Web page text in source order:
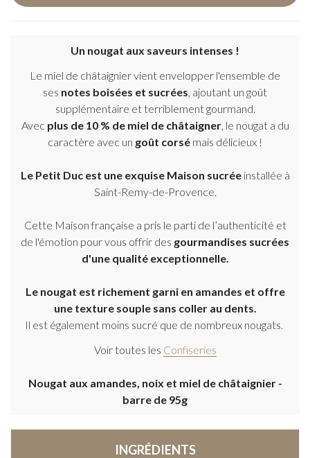
Un nougat aux saveurs intenses !
Le miel de châtaignier vient envelopper l'ensemble de
ses notes boisées et sucrées, ajoutant un goût
supplémentaire et terriblement gourmand.
Avec plus de 10 % de miel de châtaigner, le nougat a du
caractère avec un goût corsé mais délicieux !
Le Petit Duc est une exquise Maison sucréeinstallée à
Saint-Remy-de-Provence.
Cette Maison française a pris le parti de l’authenticité et
de l'émotion pour vous offrir des gourmandises sucrées
d'une qualité exceptionnelle.
Le nougat est richement garni en amandes et offre
une texture souple sans coller au dents.
Il est également moins sucré que de nombreux nougats.
Voir toutes les Confiseries
Nougat aux amandes, noix et miel de châtaignier -
barre de 95g
INGRÉDIENTS